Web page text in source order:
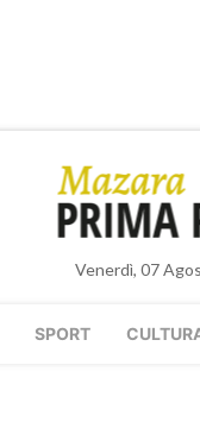
Venerdì, 07
SPORT